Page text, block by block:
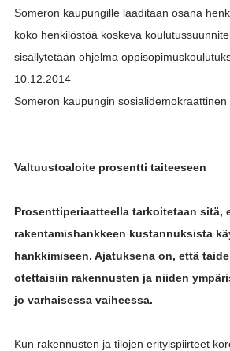
Someron kaupungille laaditaan osana
koko henkilöstöä koskeva
sisällytetään ohjelma
10.12.2014
Someron kaupungin
Valtuustoaloite prosentti taiteeseen
Prosenttiperiaatteella tarkoitetaan sitä,
rakentamishankkeen kustannuksista
hankkimiseen. Ajatuksena on, että
otettaisiin rakennusten ja niiden
jo varhaisessa vaiheessa.
Kun rakennusten ja tilojen erityispiirteet